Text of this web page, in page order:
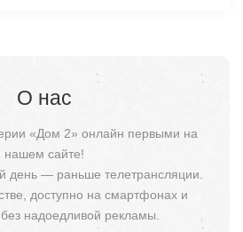
О нас
«Дом 2» онлайн первыми на
нашем сайте!
день — раньше телетрансляции.
доступно на смартфонах и
надоедливой рекламы.